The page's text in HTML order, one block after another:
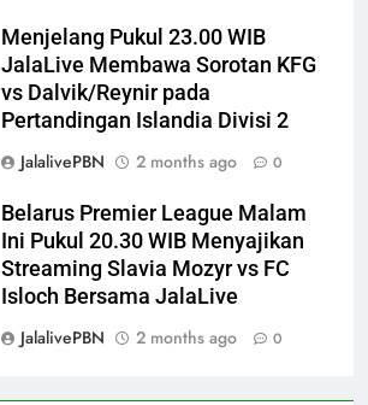
Menjelang Pukul 23.00 WIB
JalaLive Membawa Sorotan KFG
vs Dalvik/Reynir pada
Pertandingan Islandia Divisi 2
JalalivePBN
2 months ago 0
Belarus Premier League Malam
Ini Pukul 20.30 WIB Menyajikan
Streaming Slavia Mozyr vs FC
Isloch Bersama JalaLive
JalalivePBN
2 months ago 0